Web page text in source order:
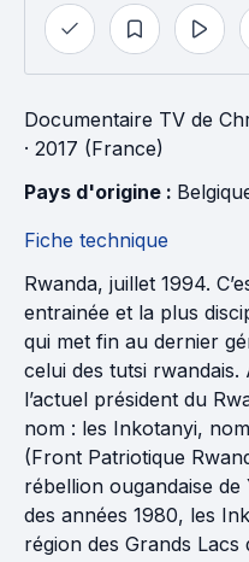
Documentaire TV de
· 2017 (France)
Pays d'origine :
Fiche technique
Rwanda, juillet 1994.
entrainée et la plus
qui met fin au dernier
celui des tutsi
l’actuel président du
nom : les Inkotanyi,
(Front Patriotique
rébellion ougandaise
des années 1980, les
région des Grands Lacs